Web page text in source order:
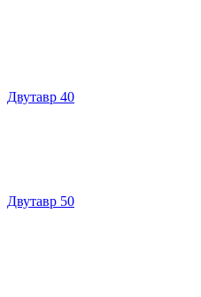
Двутавр 40
Двутавр 50